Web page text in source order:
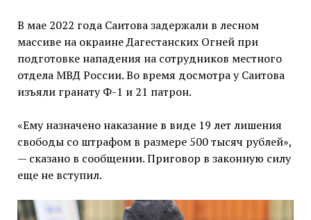
В мае 2022 года Саитова задержали в лесном
массиве на окраине Дагестанских Огней при
подготовке нападения на сотрудников местного
отдела МВД России. Во время досмотра у Саитова
изъяли гранату Ф-1 и 21 патрон.
«Ему назначено наказание в виде 19 лет лишения
свободы со штрафом в размере 500 тысяч рублей»,
— сказано в сообщении. Приговор в законную силу
еще не вступил.